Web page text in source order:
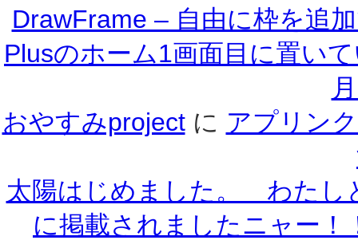
DrawFrame – 自由に枠を追
Plusのホーム1画面目に置い
おやすみprojectに アプリン
太陽はじめました。 わたし
に掲載されましたニャー